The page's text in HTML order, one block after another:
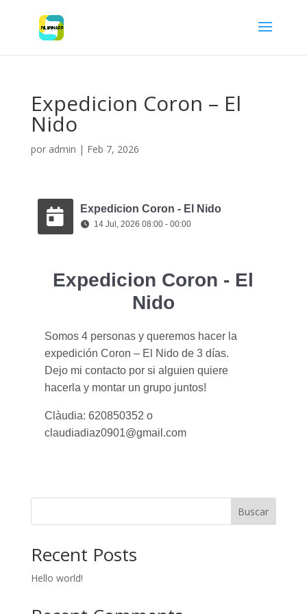
Expedicion Coron – El
Nido
por admin | Feb 7, 2026
Expedicion Coron - El Nido
14 Jul, 2026 08:00 - 00:00
Expedicion Coron - El
Nido
Somos 4 personas y queremos hacer la
expedición Coron – El Nido de 3 días.
Dejo mi contacto por si alguien quiere
hacerla y montar un grupo juntos!
Clàudia: 620850352 o
claudiadiaz0901@gmail.com
Buscar
Recent Posts
Hello world!